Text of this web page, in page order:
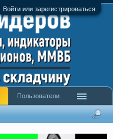
Войти или зарегистрироваться
Пользователи